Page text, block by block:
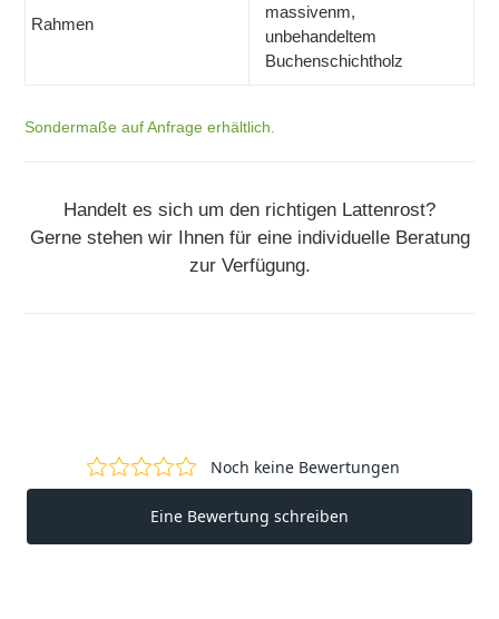
Rahmen
massivenm,
unbehandeltem
Buchenschichtholz
Sondermaße auf Anfrage erhältlich.
Handelt es sich um den richtigen Lattenrost?
Gerne stehen wir Ihnen für eine individuelle Beratung
zur Verfügung.